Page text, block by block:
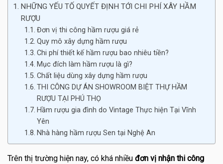
NHỮNG YẾU TỐ QUYẾT ĐỊNH TỚI CHI PHÍ XÂY HẦM
RƯỢU
Đơn vị thi công hầm rượu giá rẻ
Quy mô xây dựng hầm rượu
Chi phí thiết kế hầm rượu bao nhiêu tiền?
Mục đích làm hầm rượu là gì?
Chất liệu dùng xây dựng hầm rượu
THI CÔNG DỰ ÁN SHOWROOM BIỆT THỰ HẦM
RƯỢU TẠI PHÚ THỌ
Hầm rượu gia đình do Vintage Thực hiện Tại Vĩnh
Yên
Nhà hàng hầm rượu Sen tại Nghệ An
Trên thị trường hiện nay, có khá nhiều đơn vị nhận thi công